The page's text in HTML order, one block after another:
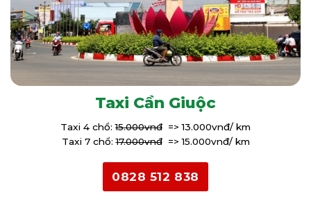
Taxi Cần Giuộc
Taxi 4 chổ:15.000vnđ=> 13.000vnđ/ km
Taxi 7 chổ:17.000vnđ=> 15.000vnđ/ km
0828 512 838